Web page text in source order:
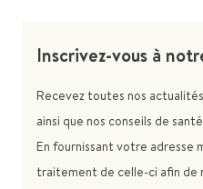
Inscrivez-vous à
Recevez toutes nos
ainsi que nos conseils de
En fournissant votre adresse
traitement de celle-ci afin de